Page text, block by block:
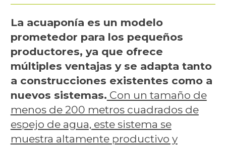
La acuaponía es un modelo
prometedor para los pequeños
productores, ya que ofrece
múltiples ventajas y se adapta tanto
a construcciones existentes como a
nuevos sistemas. Con un tamaño de
menos de 200 metros cuadrados de
espejo de agua, este sistema se
muestra altamente productivo y